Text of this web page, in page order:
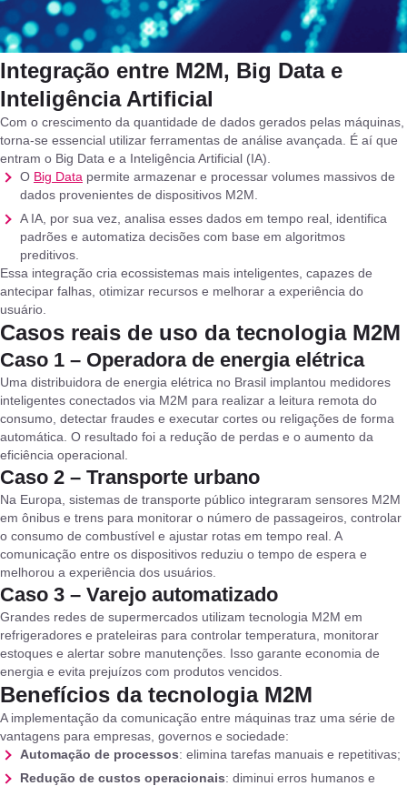
Integração entre M2M, Big Data e
Inteligência Artificial
Com o crescimento da quantidade de dados gerados pelas máquinas,
torna-se essencial utilizar ferramentas de análise avançada. É aí que
entram o Big Data e a Inteligência Artificial (IA).
O Big Data permite armazenar e processar volumes massivos de
dados provenientes de dispositivos M2M.
A IA, por sua vez, analisa esses dados em tempo real, identifica
padrões e automatiza decisões com base em algoritmos
preditivos.
Essa integração cria ecossistemas mais inteligentes, capazes de
antecipar falhas, otimizar recursos e melhorar a experiência do
usuário.
Casos reais de uso da tecnologia M2M
Caso 1 – Operadora de energia elétrica
Uma distribuidora de energia elétrica no Brasil implantou medidores
inteligentes conectados via M2M para realizar a leitura remota do
consumo, detectar fraudes e executar cortes ou religações de forma
automática. O resultado foi a redução de perdas e o aumento da
eficiência operacional.
Caso 2 – Transporte urbano
Na Europa, sistemas de transporte público integraram sensores M2M
em ônibus e trens para monitorar o número de passageiros, controlar
o consumo de combustível e ajustar rotas em tempo real. A
comunicação entre os dispositivos reduziu o tempo de espera e
melhorou a experiência dos usuários.
Caso 3 – Varejo automatizado
Grandes redes de supermercados utilizam tecnologia M2M em
refrigeradores e prateleiras para controlar temperatura, monitorar
estoques e alertar sobre manutenções. Isso garante economia de
energia e evita prejuízos com produtos vencidos.
Benefícios da tecnologia M2M
A implementação da comunicação entre máquinas traz uma série de
vantagens para empresas, governos e sociedade:
Automação de processos: elimina tarefas manuais e repetitivas;
Redução de custos operacionais: diminui erros humanos e